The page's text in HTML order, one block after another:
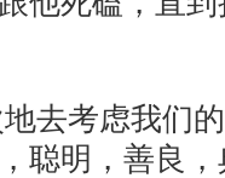
去考虑我们
聪明，善良